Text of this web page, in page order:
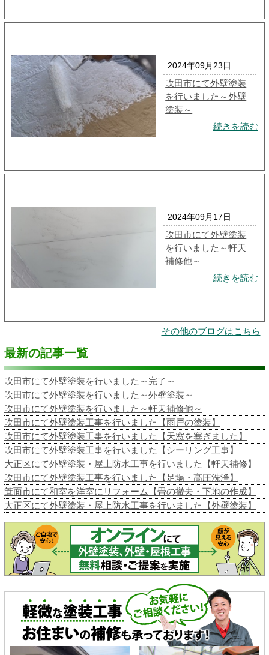
2024年09月23日
吹田市にて外壁塗装
を行いました～外壁
塗装～
続きを読む
2024年09月17日
吹田市にて外壁塗装
を行いました～軒天
補修他～
続きを読む
その他のブログはこちら
最新の記事一覧
吹田市にて外壁塗装を行いました～完了～
吹田市にて外壁塗装を行いました～外壁塗装～
吹田市にて外壁塗装を行いました～軒天補修他～
吹田市にて外壁塗装工事を行いました【雨戸の塗装】
吹田市にて外壁塗装工事を行いました【天窓を塞ぎました】
吹田市にて外壁塗装工事を行いました【シーリング工事】
大正区にて外壁塗装・屋上防水工事を行いました【軒天補修】
吹田市にて外壁塗装工事を行いました【足場・高圧洗浄】
箕面市にて和室を洋室にリフォーム【畳の撤去・下地の作成】
大正区にて外壁塗装・屋上防水工事を行いました【外壁塗装】